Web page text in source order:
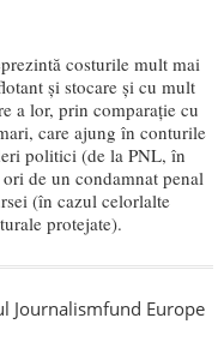
costurile mult mai
și stocare și cu mult
a lor, prin comparație cu
care ajung în conturile
politici (de la PNL, în
de un condamnat penal
(în cazul celorlalte
protejate).
Journalismfund Europe